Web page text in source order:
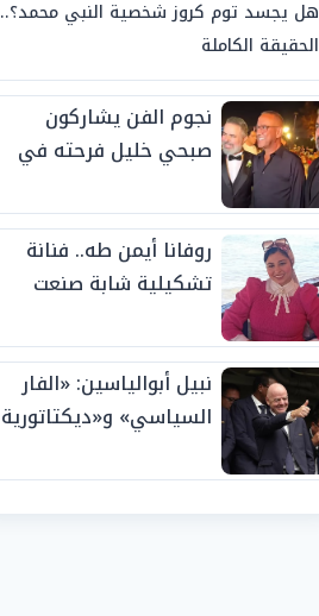
هل يجسد توم كروز شخصية النبي محمد؟..
الحقيقة الكاملة
نجوم الفن يشاركون
صبحي خليل فرحته في
روفانا أيمن طه.. فنانة
تشكيلية شابة صنعت
الجوائز منذ الصغر
نبيل أبوالياسين: «الفار
السياسي» و«ديكتاتورية
الفيفا».. وإقالة